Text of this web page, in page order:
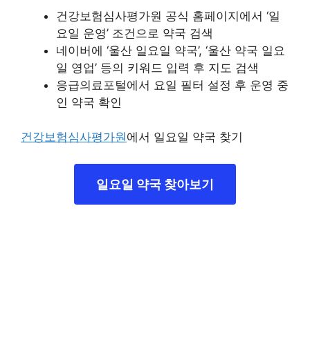
건강보험심사평가원 공식 홈페이지에서 ‘일
요일 운영’ 조건으로 약국 검색
네이버에 ‘울산 일요일 약국’, ‘울산 약국 일요
일 영업’ 등의 키워드 입력 후 지도 검색
응급의료포털에서 요일 필터 설정 후 운영 중
인 약국 확인
건강보험심사평가원에서 일요일 약국 찾기
일요일 약국 찾아보기